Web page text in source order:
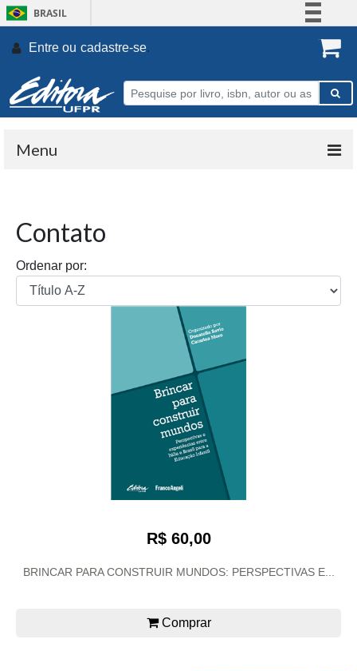
BRASIL
Participe
Entre ou cadastre-se.
Menu
Contato
Ordenar por:
R$ 60,00
BRINCAR PARA CONSTRUIR MUNDOS: PERSPECTIVAS E...
Comprar